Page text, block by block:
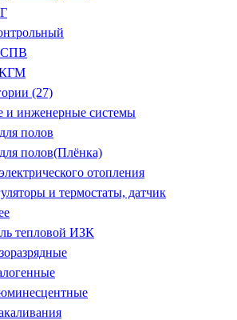
(27)
и инженерные системы
полов
полов(Плёнка)
отопления
и термостаты, датчик
тепловой ИЗК